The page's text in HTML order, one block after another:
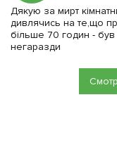
Дякую за мирт
дивлячись на те,що
більше 70 годин -
негаразди